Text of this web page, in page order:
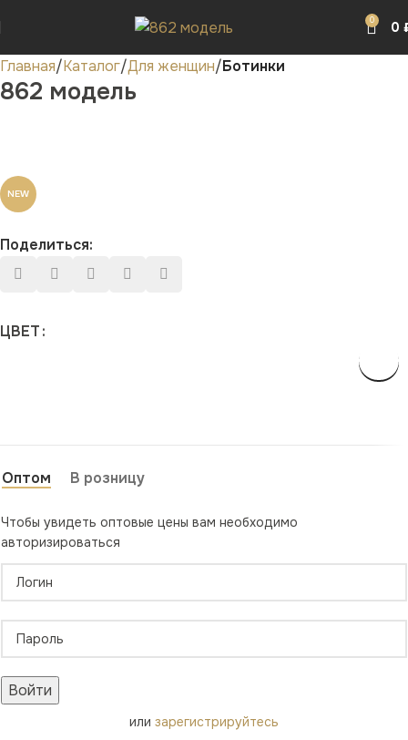
0 0
Главная Каталог Для женщин Ботинки
862 модель
NEW
Поделиться:
ЦВЕТ
Оптом В розницу
Чтобы увидеть оптовые цены вам необходимо
авторизироваться
Войти
или зарегистрируйтесь